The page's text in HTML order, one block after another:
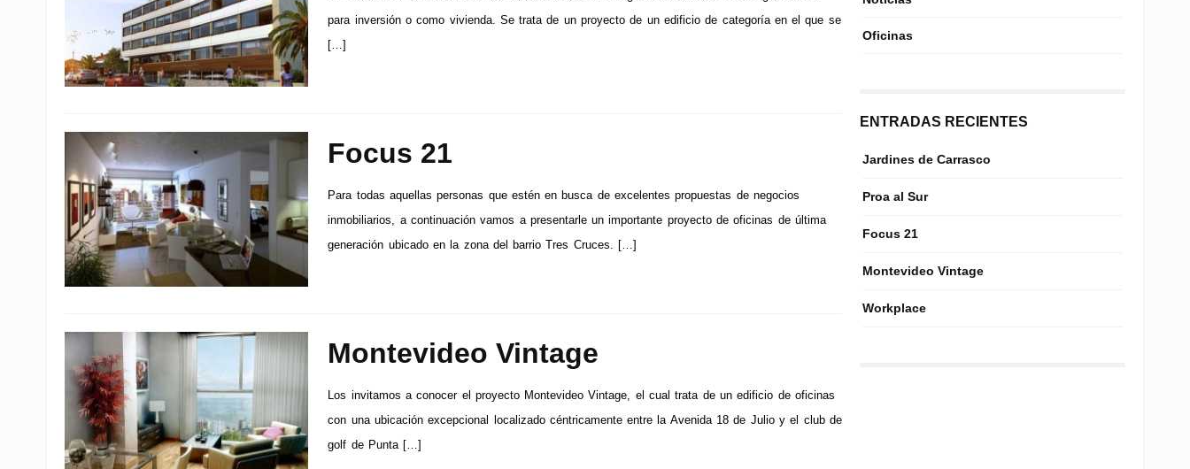
para inversión o como vivienda. Se trata de un proyecto de un edificio de categoría en el que se
[…]
Focus 21
Para todas aquellas personas que estén en busca de excelentes propuestas de negocios
inmobiliarios, a continuación vamos a presentarle un importante proyecto de oficinas de última
generación ubicado en la zona del barrio Tres Cruces. […]
Montevideo Vintage
Los invitamos a conocer el proyecto Montevideo Vintage, el cual trata de un edificio de oficinas
con una ubicación excepcional localizado céntricamente entre la Avenida 18 de Julio y el club de
golf de Punta […]
Oficinas
ENTRADAS RECIENTES
Jardines de Carrasco
Proa al Sur
Focus 21
Montevideo Vintage
Workplace